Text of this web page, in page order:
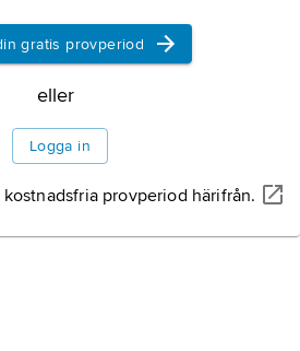
gratis provperiod
eller
Logga in
kostnadsfria provperiod härifrån.